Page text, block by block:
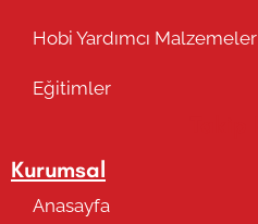
Hobi Yardımcı Malzemeler
Eğitimler
Kurumsal
Anasayfa